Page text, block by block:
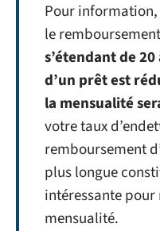
Pour information,
le
s’étendant de
d’un prêt est
la mensualité
votre taux
remboursement
plus longue
intéressante
mensualité.